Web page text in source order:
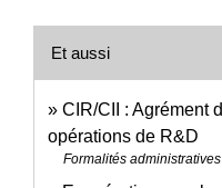
Et aussi
CIR/CII : Agrément
opérations de R&D
Formalités